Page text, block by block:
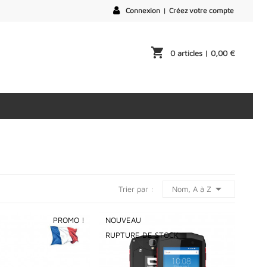
Connexion | Créez votre compte
shopping_cart 0 articles| 0,00 €
Trier par : Nom, A à Z 
PROMO !
NOUVEAU
RUPTURE DE STOCK